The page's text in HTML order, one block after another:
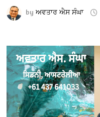
byਅਵਤਾਰ ਐਸ ਸੰਘਾ